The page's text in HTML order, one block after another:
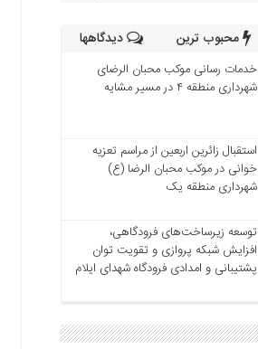
محبوب ترین دیدگاهها
خدمات رسانی موکب محبان الرضای
شهرداری منطقه ۴ در مسیر مشایه
استقبال زائرین اربعین از مراسم تعزیه
خوانی در موکب محبان الرضا (ع)
شهرداری منطقه یک
توسعه زیرساخت‌های فرودگاهی،
افزایش شبکه پروازی و تقویت توان
پشتیبانی و امدادی فرودگاه شهدای ایلام